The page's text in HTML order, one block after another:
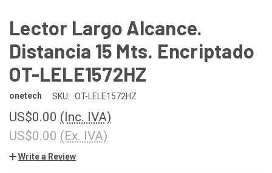
Lector Largo Alcance.
Distancia 15 Mts. Encriptado
OT-LELE1572HZ
onetech SKU: OT-LELE1572HZ
US$0.00 (Inc. IVA)
US$0.00 (Ex. IVA)
Write a Review